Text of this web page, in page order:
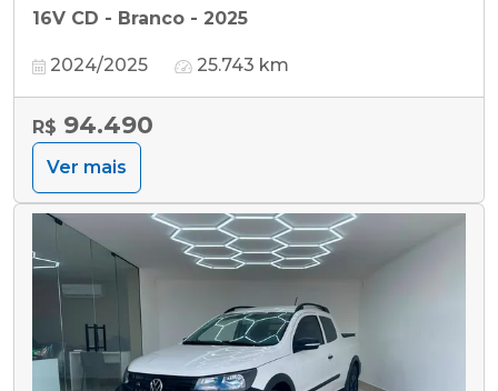
16V CD - Branco - 2025
2024/2025 25.743 km
R$ 94.490
Ver mais